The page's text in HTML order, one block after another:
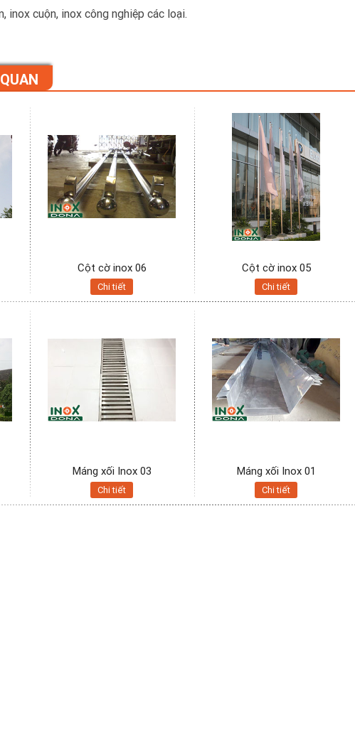
inox cuộn, inox công nghiệp các loại.
Cột cờ inox 06
Chi tiết
Cột cờ inox 05
Chi tiết
Máng xối Inox 03
Chi tiết
Máng xối Inox 01
Chi tiết